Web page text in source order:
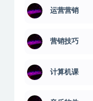
运营营销
营销技巧
计算机课